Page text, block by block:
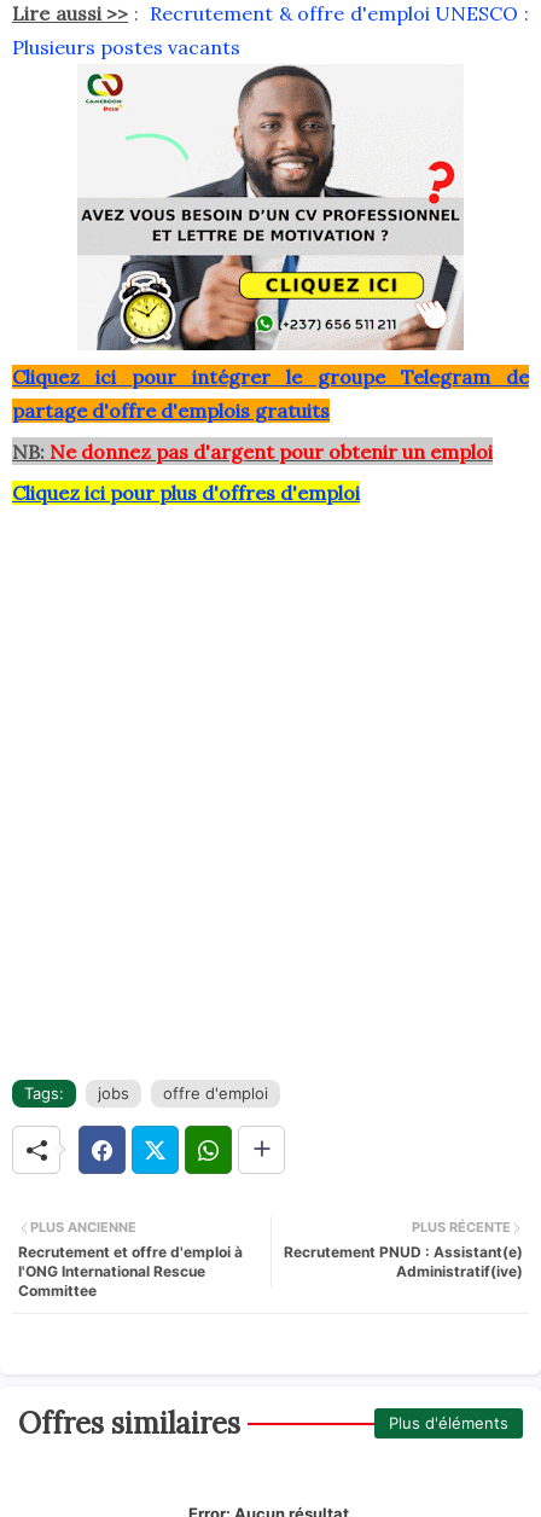
Lire aussi >> : Recrutement & offre d'emploi UNESCO :
Plusieurs postes vacants
Cliquez ici pour intégrer le groupe Telegram de
partage d'offre d'emplois gratuits
NB: Ne donnez pas d'argent pour obtenir un emploi
Cliquez ici pour plus d'offres d'emploi
Tags: jobs offre d'emploi
PLUS RÉCENTE
Recrutement PNUD : Assistant(e)
Administratif(ive)
PLUS ANCIENNE
Recrutement et offre d'emploi à
l'ONG International Rescue
Committee
Offres similaires Plus d'éléments
Error: Aucun résultat.